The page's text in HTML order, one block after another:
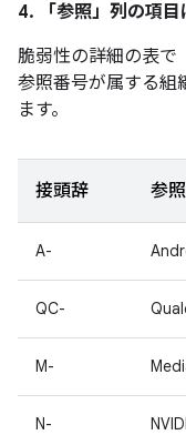
4. 「参照」 列の項目
脆弱性の詳細の表で
参照番号が属する組
ます。
接頭辞 参照
A-
QC-
M-
N-